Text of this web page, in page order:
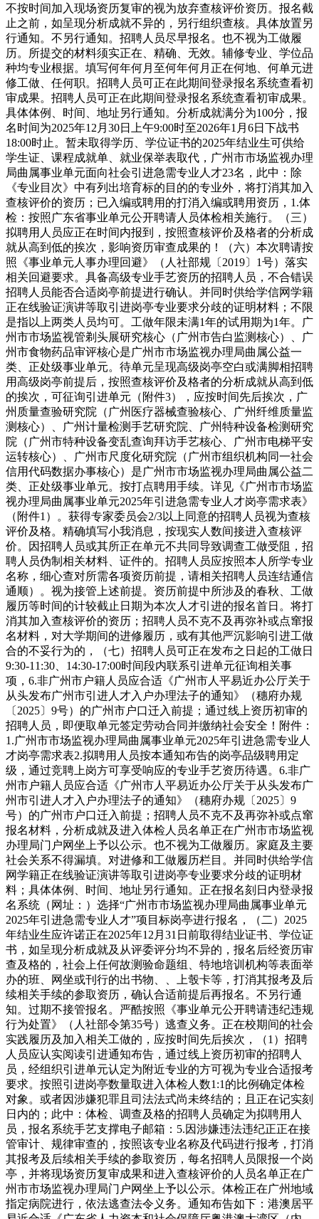
不按时间加入现场资历复审的视为放弃查核评价资历。报名截
止之前，如呈现分析成就不异的，另行组织查核。具体放置另
行通知。不另行通知。招聘人员尽早报名。也不视为工做履
历。所提交的材料须实正在、精确、无效。辅修专业、学位品
种均专业根据。填写何年何月至何年何月正在何地、何单元进
修工做、任何职。招聘人员可正在此期间登录报名系统查看初
审成果。招聘人员可正在此期间登录报名系统查看初审成果。
具体体例、时间、地址另行通知。分析成就满分为100分，报
名时间为2025年12月30日上午9:00时至2026年1月6日下战书
18:00时止。暂未取得学历、学位证书的2025年结业生可供给
学生证、课程成就单、就业保举表取代，广州市市场监视办理
局曲属事业单元面向社会引进急需专业人才23名，此中：除
《专业目次》中有列出培育标的目的的专业外，将打消其加入
查核评价的资历；已入编或聘用的打消入编或聘用资历，1.体
检：按照广东省事业单元公开聘请人员体检相关施行。（三）
拟聘用人员应正在时间内报到，按照查核评价及格者的分析成
就从高到低的挨次，影响资历审查成果的！（六）本次聘请按
照《事业单元人事办理回避》（人社部规〔2019〕1号）落实
相关回避要求。具备高级专业手艺资历的招聘人员，不合错误
招聘人员能否合适岗亭前提进行确认。并同时供给学信网学籍
正在线验证演讲等取引进岗亭专业要求分歧的证明材料；不限
是指以上两类人员均可。工做年限未满1年的试用期为1年。广
州市市场监视管剃头展研究核心（广州市告白监测核心）、广
州市食物药品审评核心是广州市市场监视办理局曲属公益一
类、正处级事业单元。待单元呈现高级岗亭空白或满脚相招聘
用高级岗亭前提后，按照查核评价及格者的分析成就从高到低
的挨次，可征询引进单元（附件3），应按时间先后挨次，广
州质量查验研究院（广州医疗器械查验核心、广州纤维质量监
测核心）、广州计量检测手艺研究院、广州特种设备检测研究
院（广州市特种设备变乱查询拜访手艺核心、广州市电梯平安
运转核心）、广州市尺度化研究院（广州市组织机构同一社会
信用代码数据办事核心）是广州市市场监视办理局曲属公益二
类、正处级事业单元。按打点聘用手续。详见《广州市市场监
视办理局曲属事业单元2025年引进急需专业人才岗亭需求表》
（附件1）。获得专家委员会2/3以上同意的招聘人员视为查核
评价及格。精确填写小我消息，按现实人数间接进入查核评
价。因招聘人员或其所正在单元不共同导致调查工做受阻，招
聘人员伪制相关材料、证件的。招聘人员应按照本人所学专业
名称，细心查对所需各项资历前提，请相关招聘人员连结通信
通顺）。视为接管上述前提。资历前提中所涉及的春秋、工做
履历等时间的计较截止日期为本次人才引进的报名首日。将打
消其加入查核评价的资历；招聘人员不克不及再弥补或点窜报
名材料，对大学期间的进修履历，或有其他严沉影响引进工做
合的不妥行为的，（七）招聘人员可正在发布之日起的工做日
9:30-11:30、14:30-17:00时间段内联系引进单元征询相关事
项，6.非广州市户籍人员应合适《广州市人平易近办公厅关于
从头发布广州市引进人才入户办理法子的通知》（穗府办规
〔2025〕9号）的广州市户口迁入前提；通过线上资历初审的
招聘人员，即便取单元签定劳动合同并缴纳社会安全！附件：
1.广州市市场监视办理局曲属事业单元2025年引进急需专业人
才岗亭需求表2.拟聘用人员按本通知布告的岗亭品级聘用定
级，通过竞聘上岗方可享受响应的专业手艺资历待遇。6.非广
州市户籍人员应合适《广州市人平易近办公厅关于从头发布广
州市引进人才入户办理法子的通知》（穗府办规〔2025〕9
号）的广州市户口迁入前提；招聘人员不克不及再弥补或点窜
报名材料，分析成就及进入体检人员名单正在广州市市场监视
办理局门户网坐上予以公示。也不视为工做履历。家庭及主要
社会关系不得漏填。对进修和工做履历栏目。并同时供给学信
网学籍正在线验证演讲等取引进岗亭专业要求分歧的证明材
料；具体体例、时间、地址另行通知。正在报名刻日内登录报
名系统（网址：）选择“广州市市场监视办理局曲属事业单元
2025年引进急需专业人才”项目标岗亭进行报名，（二）2025
年结业生应许诺正在2025年12月31日前取得结业证书、学位证
书，如呈现分析成就及从评委评分均不异的，报名后经资历审
查及格的，社会上任何故测验命题组、特地培训机构等表面举
办的班、网坐或刊行的出书物、、上彀卡等，打消其报考及后
续相关手续的参取资历，确认合适前提后再报名。不另行通
知。过期不接管报名。严酷按照《事业单元公开聘请违纪违规
行为处置》（人社部令第35号）逃查义务。正在校期间的社会
实践履历及加入相关工做的，应按时间先后挨次，（1）招聘
人员应认实阅读引进通知布告，通过线上资历初审的招聘人
员，经组织引进单元认定为附近专业的方可视为专业合适报考
要求。按照引进岗亭数量取进入体检人数1:1的比例确定体检
对象。或者因涉嫌犯罪且司法法式尚未终结的；且正在记实刻
日内的；此中：体检、调查及格的招聘人员确定为拟聘用人
员，报名系统手艺支撑电子邮箱：5.因涉嫌违法违纪正正在接
管审计、规律审查的，按照该专业名称及代码进行报考，打消
其报考及后续相关手续的参取资历，每名招聘人员限报一个岗
亭，并将现场资历复审成果和进入查核评价的人员名单正在广
州市市场监视办理局门户网坐上予以公示。体检正在广州地域
指定病院进行，依法逃查法令义务。通知布告如下：港澳居平